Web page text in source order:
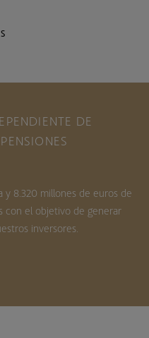
DE
y 8.320 millones de euros de
con el objetivo de generar
inversores.